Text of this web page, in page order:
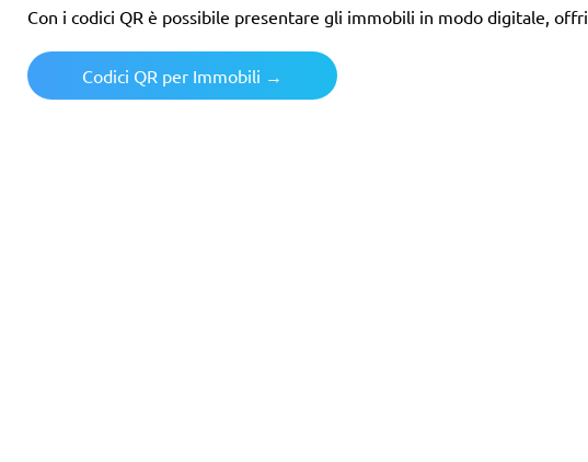
Con i codici QR è possibile presentare gli immobili in modo digitale,
Codici QR per Immobili →